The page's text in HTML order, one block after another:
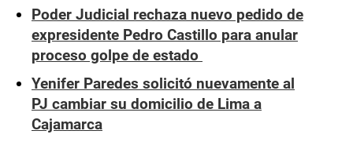
Poder Judicial rechaza nuevo pedido de
expresidente Pedro Castillo para anular
proceso golpe de estado
Yenifer Paredes solicitó nuevamente al
PJ cambiar su domicilio de Lima a
Cajamarca